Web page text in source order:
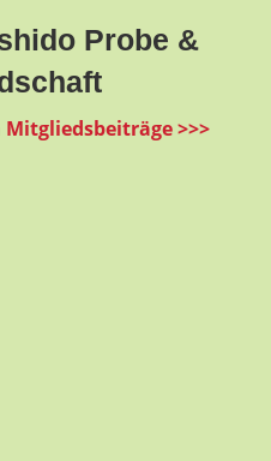
Probe &
Mitgliedsbeiträge >>>